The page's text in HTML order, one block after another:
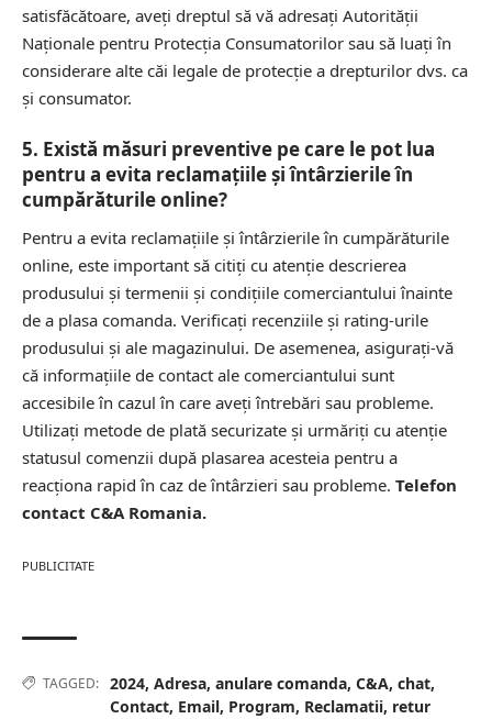
satisfăcătoare, aveți dreptul să vă adresați Autorității
Naționale pentru Protecția Consumatorilor sau să luați în
considerare alte căi legale de protecție a drepturilor dvs. ca
și consumator.
5. Există măsuri preventive pe care le pot lua
pentru a evita reclamațiile și întârzierile în
cumpărăturile online?
Pentru a evita reclamațiile și întârzierile în cumpărăturile
online, este important să citiți cu atenție descrierea
produsului și termenii și condițiile comerciantului înainte
de a plasa comanda. Verificați recenziile și rating-urile
produsului și ale magazinului. De asemenea, asigurați-vă
că informațiile de contact ale comerciantului sunt
accesibile în cazul în care aveți întrebări sau probleme.
Utilizați metode de plată securizate și urmăriți cu atenție
statusul comenzii după plasarea acesteia pentru a
reacționa rapid în caz de întârzieri sau probleme. Telefon
contact C&A Romania.
PUBLICITATE
TAGGED: 2024, Adresa, anulare comanda, C&A, chat,
Contact, Email, Program, Reclamatii, retur